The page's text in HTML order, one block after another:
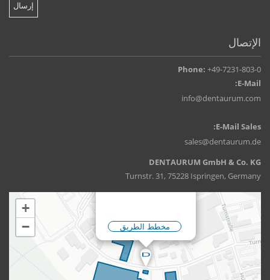
الإتصال
Phone: +49-7231-803-0
E-Mail:
info@dentaurum.com
E-Mail Sales:
sales@dentaurum.de
DENTAURUM GmbH & Co. KG
Turnstr. 31, 75228 Ispringen, Germany